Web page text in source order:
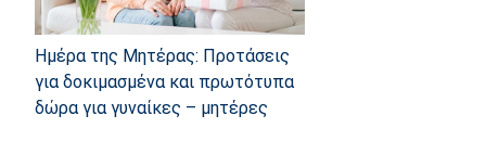
Ημέρα της Μητέρας: Προτάσεις
για δοκιμασμένα και πρωτότυπα
δώρα για γυναίκες – μητέρες